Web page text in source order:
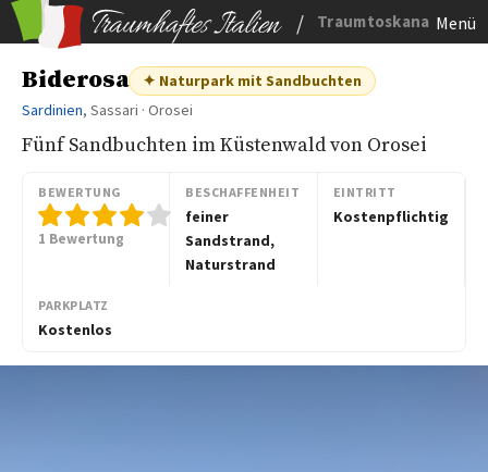
/ Traumtoskana Menü
Biderosa
✦ Naturpark mit Sandbuchten
Sardinien, Sassari · Orosei
Fünf Sandbuchten im Küstenwald von Orosei
BEWERTUNG
1 Bewertung
BESCHAFFENHEIT
feiner
Sandstrand,
Naturstrand
EINTRITT
Kostenpflichtig
PARKPLATZ
Kostenlos